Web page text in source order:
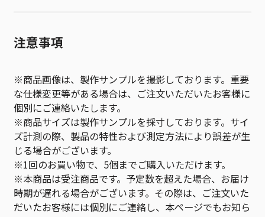
注意事項
※商品画像は、製作サンプルを撮影しております。重要
な仕様変更等がある場合は、ご注文いただいたお客様に
個別にご連絡いたします。
※商品サイズは製作サンプルを採寸しております。サイ
ズ計測の際、製品の特性および測定方法により誤差が生
じる場合がございます。
※1回のお買い物で、5個までご購入いただけます。
※本商品は受注商品です。予定数を超えた場合、お届け
時期が遅れる場合がございます。その際は、ご注文いた
だいたお客様には個別にご連絡し、本ページでもお知ら